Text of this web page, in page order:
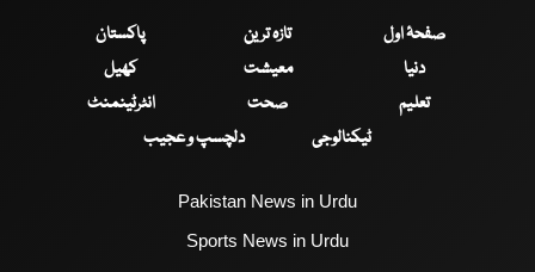
صفحۂ اول تازہ ترین
پاکستان
دنیا
معیشت
کھیل
تعلیم
صحت
انٹرٹینمنٹ
ٹیکنالوجی
دلچسپ و عجیب
Pakistan News in Urdu
Sports News in Urdu